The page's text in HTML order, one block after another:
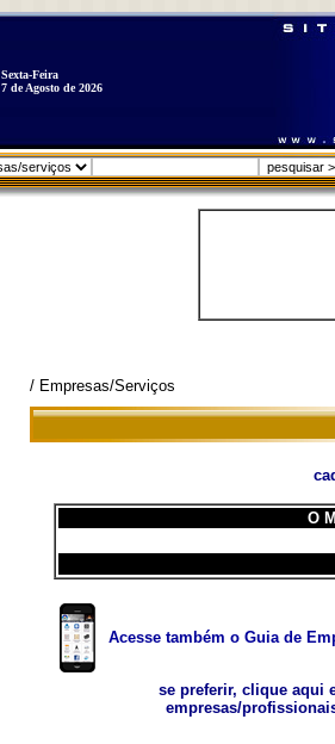
Sexta-Feira
7 de Agosto de 2026
/ Empresas/Serviços
O
Acesse também o Guia de
se preferir, clique aqui
empresas/